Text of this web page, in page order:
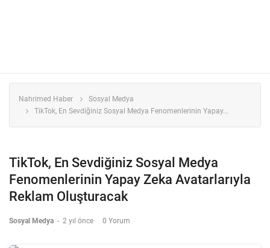
Nahrimed Haber
Sosyal Medya
TikTok, En Sevdiğiniz Sosyal Medya Fenomenlerinin Yapay...
TikTok, En Sevdiğiniz Sosyal Medya
Fenomenlerinin Yapay Zeka Avatarlarıyla
Reklam Oluşturacak
Sosyal Medya - 2 yıl önce 0 Yorum